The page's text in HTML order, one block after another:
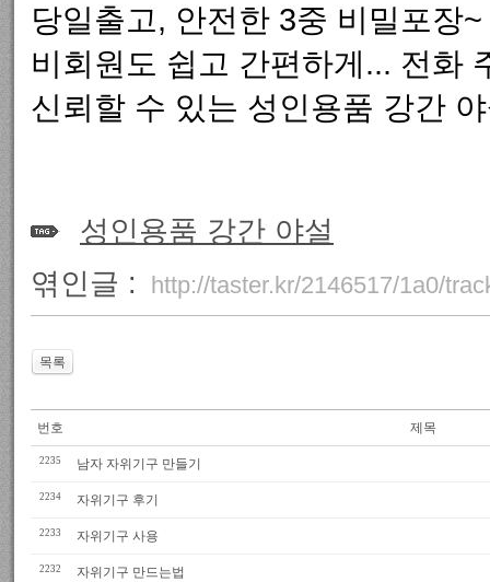
당일출고, 안전한 3중 비밀포장~
비회원도 쉽고 간편하게... 전화
신뢰할 수 있는 성인용품 강간
성인용품 강간 야설
엮인글 :
http://taster.kr/2146517/1a0/
목록
번호 제목
2235 남자 자위기구 만들기
2234 자위기구 후기
2233 자위기구 사용
2232 자위기구 만드는법